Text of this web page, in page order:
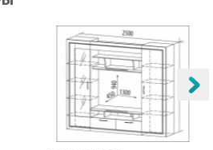
Купить
Гостиная Витра
Симфония 7.10
55 482 ₽